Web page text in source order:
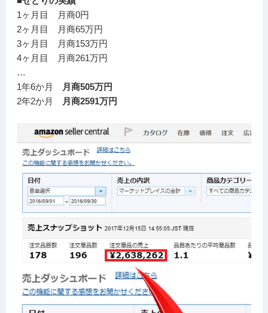
1ヶ月目 月商0円
2ヶ月目 月商65万円
3ヶ月目 月商153万円
4ヶ月目 月商261万円
…
1年6か月
月商505万円
2年2か月
月商2591万円